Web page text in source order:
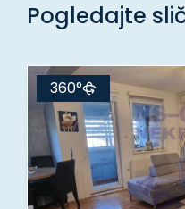
Pogledajte
360°